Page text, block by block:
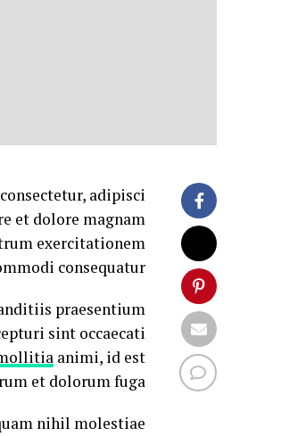
adipisci
et dolore magnam
exercitationem
consequatur.
praesentium
sint occaecati
animi, id est
et dolorum fuga.
nihil molestiae